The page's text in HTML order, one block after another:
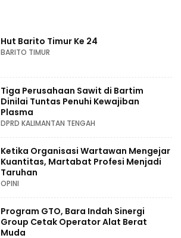
Hut Barito Timur Ke 24
BARITO TIMUR
Tiga Perusahaan Sawit di Bartim
Dinilai Tuntas Penuhi Kewajiban
Plasma
DPRD KALIMANTAN TENGAH
Ketika Organisasi Wartawan Mengejar
Kuantitas, Martabat Profesi Menjadi
Taruhan
OPINI
Program GTO, Bara Indah Sinergi
Group Cetak Operator Alat Berat
Muda